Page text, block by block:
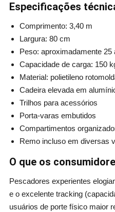
Especificações
Comprimento: 3,40 m
Largura: 80 cm
Peso: aproximadamente 25
Capacidade de carga: 150
Material: polietileno
Cadeira elevada em
Trilhos para acessórios
Porta-varas embutidos
Compartimentos
Remo incluso em diversas
O que os
Pescadores experientes
e o excelente tracking
usuários de porte físico maior